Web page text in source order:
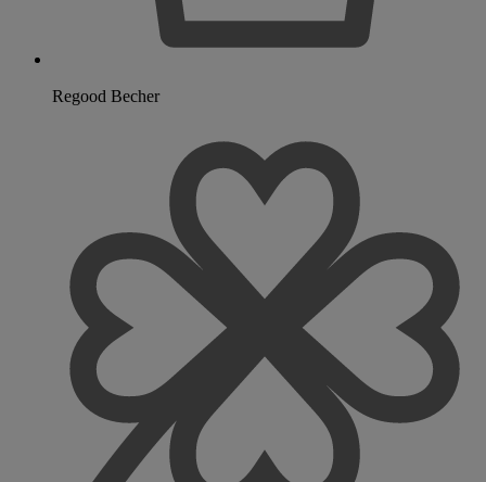
Regood Becher